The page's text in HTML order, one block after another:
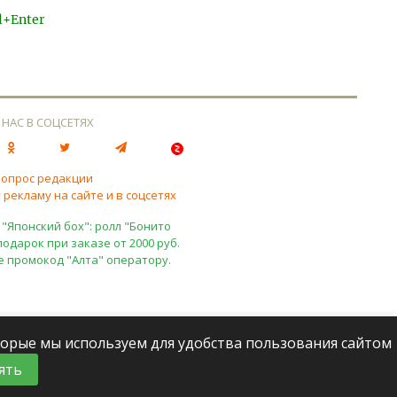
В СОЦСЕТЯХ
редакции
на сайте и в соцсетях
бох": ролл "Бонито
при заказе от 2000 руб.
промокод "Алта" оператору.
мы используем для удобства пользования сайтом